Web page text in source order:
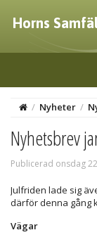
Horns
/ Nyheter /
Nyhetsbrev
Publicerad onsdag
Julfriden lade sig
därför denna gång
Vägar